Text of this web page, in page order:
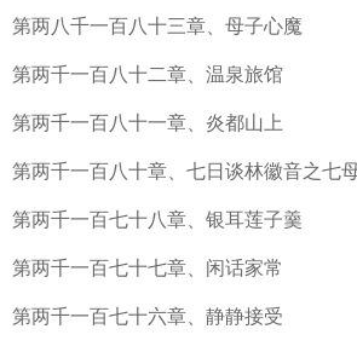
第两八千一百八十三章、母子心魔
第两千一百八十二章、温泉旅馆
第两千一百八十一章、炎都山上
第两千一百八十章、七日谈林徽音之七
第两千一百七十八章、银耳莲子羹
第两千一百七十七章、闲话家常
第两千一百七十六章、静静接受